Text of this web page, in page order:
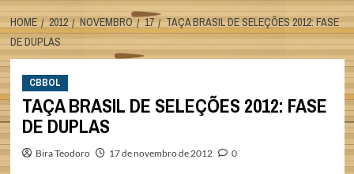
HOME 2012 NOVEMBRO 17
TAÇA BRASIL DE SELEÇÕES 2012: FASE
DE DUPLAS
CBBOL
TAÇA BRASIL DE SELEÇÕES 2012: FASE
DE DUPLAS
Bira Teodoro 17 de novembro de 2012 0